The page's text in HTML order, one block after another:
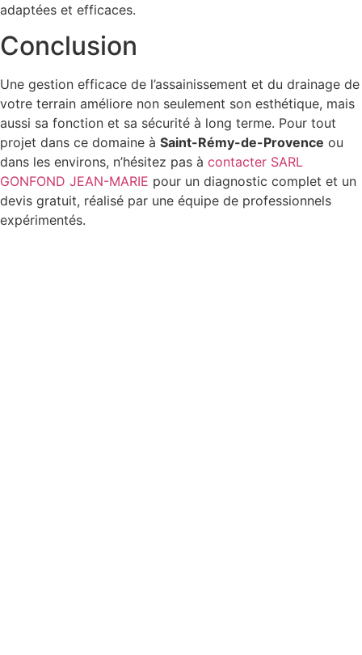
adaptées et efficaces.
Conclusion
Une gestion efficace de l’assainissement et du drainage de
votre terrain améliore non seulement son esthétique, mais
aussi sa fonction et sa sécurité à long terme. Pour tout
projet dans ce domaine à Saint-Rémy-de-Provence ou
dans les environs, n’hésitez pas à contacter SARL
GONFOND JEAN-MARIE pour un diagnostic complet et un
devis gratuit, réalisé par une équipe de professionnels
expérimentés.